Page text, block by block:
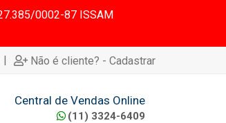
0002-87 ISSAM
| Não é cliente? - Cadastrar
Central de Vendas Online
(11) 3324-6409